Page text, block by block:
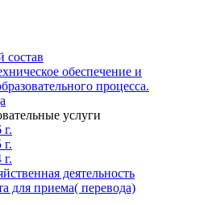
состав
обеспечение и
процесса.
услуги
деятельность
для приема( перевода)